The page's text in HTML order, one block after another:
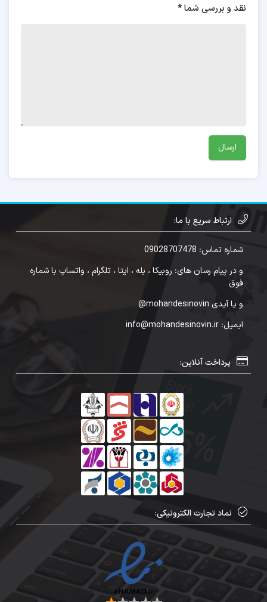
نقد و بررسی شما*
ارتباط سریع با ما:
شماره تماس: 09028707478
و در پیام رسان های: روبیکا ، بله ، ایتا ، تلگرام ، واتساپ با شماره
فوق
و یا آیدی mohandesinovin@
ایمیل: info@mohandesinovin.ir
پرداخت آنلاین:
نماد تجارت الکترونیکی: